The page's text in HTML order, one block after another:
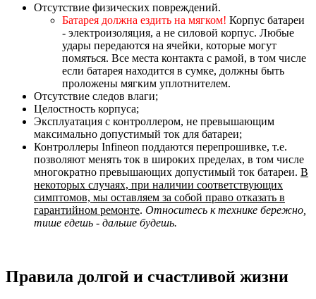
Отсутствие физических повреждений.
Батарея должна ездить на мягком! Корпус батареи
- электроизоляция, а не силовой корпус. Любые
удары передаются на ячейки, которые могут
помяться. Все места контакта с рамой, в том числе
если батарея находится в сумке, должны быть
проложены мягким уплотнителем.
Отсутствие следов влаги;
Целостность корпуса;
Эксплуатация с контроллером, не превышающим
максимально допустимый ток для батареи;
Контроллеры Infineon поддаются перепрошивке, т.е.
позволяют менять ток в широких пределах, в том числе
многократно превышающих допустимый ток батареи. В
некоторых случаях, при наличии соответствующих
симптомов, мы оставляем за собой право отказать в
гарантийном ремонте. Относитесь к технике бережно,
тише едешь - дальше будешь.
Правила долгой и счастливой жизни